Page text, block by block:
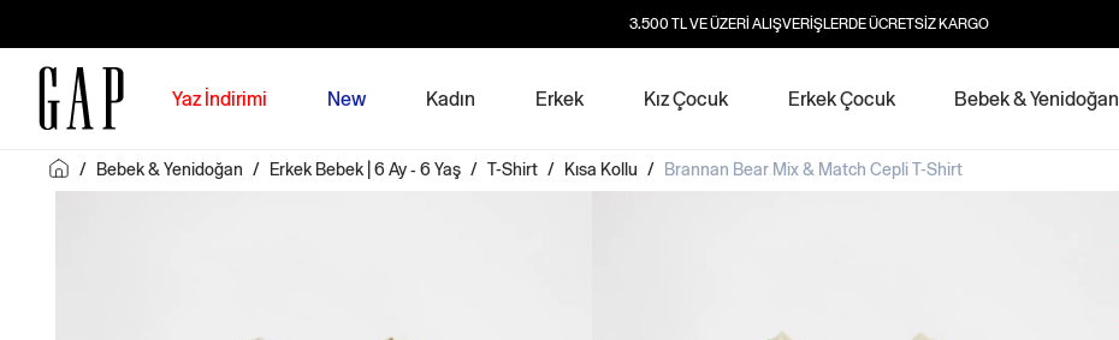
3.500 TL VE ÜZERİ ALIŞVERİŞLERDE ÜCRETSİZ KARGO
Yaz İndirimi New Kadın Erkek Kız Çocuk Erkek Çocuk Bebek & Yenidoğan
/ Bebek & Yenidoğan / Erkek Bebek | 6 Ay - 6 Yaş / T-Shirt / Kısa Kollu / Brannan Bear Mix & Match Cepli T-Shirt